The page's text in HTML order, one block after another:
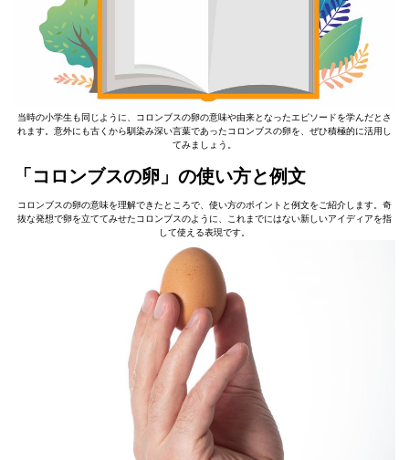
当時の小学生も同じように、コロンブスの卵の意味や由来となったエピソードを学んだとさ
れます。意外にも古くから馴染み深い言葉であったコロンブスの卵を、ぜひ積極的に活用し
てみましょう。
「コロンブスの卵」の使い方と例文
コロンブスの卵の意味を理解できたところで、使い方のポイントと例文をご紹介します。奇
抜な発想で卵を立ててみせたコロンブスのように、これまでにはない新しいアイディアを指
して使える表現です。